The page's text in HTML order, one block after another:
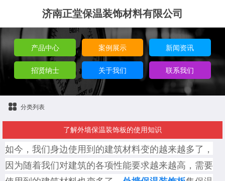
济南正堂保温装饰材料有限公司
产品中心 案例展示 新闻资讯
招贤纳士 关于我们 联系我们
分类列表
了解外墙保温装饰板的使用知识
如今，我们身边使用到的建筑材料变的越来越多了，
因为随着我们对建筑的各项性能要求越来越高，需要